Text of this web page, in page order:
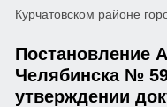
Курчатовском районе
Постановление
Челябинска №
утверждении